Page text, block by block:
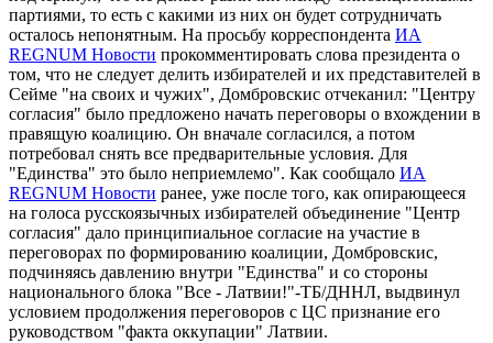
партиями, то есть с какими из них он будет сотрудничать
осталось непонятным. На просьбу корреспондента ИА
REGNUM Новости прокомментировать слова президента о
том, что не следует делить избирателей и их представителей в
Сейме "на своих и чужих", Домбровскис отчеканил: "Центру
согласия" было предложено начать переговоры о вхождении в
правящую коалицию. Он вначале согласился, а потом
потребовал снять все предварительные условия. Для
"Единства" это было неприемлемо". Как сообщало ИА
REGNUM Новости ранее, уже после того, как опирающееся
на голоса русскоязычных избирателей объединение "Центр
согласия" дало принципиальное согласие на участие в
переговорах по формированию коалиции, Домбровскис,
подчиняясь давлению внутри "Единства" и со стороны
национального блока "Все - Латвии!"-ТБ/ДННЛ, выдвинул
условием продолжения переговоров с ЦС признание его
руководством "факта оккупации" Латвии.